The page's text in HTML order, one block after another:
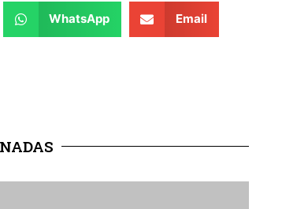
WhatsApp Email